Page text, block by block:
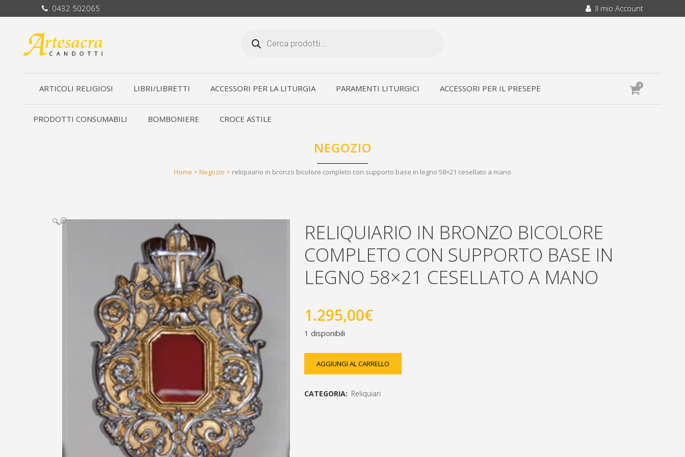
0432 502065 Il mio Account
search
ARTICOLI RELIGIOSI LIBRI/LIBRETTI ACCESSORI PER LA LITURGIA PARAMENTI LITURGICI ACCESSORI PER IL PRESEPE
PRODOTTI CONSUMABILI BOMBONIERE CROCE ASTILE
0
NEGOZIO
Home > Negozio > reliquiario in bronzo bicolore completo con supporto base in legno 58×21 cesellato a mano
🔍
RELIQUIARIO IN BRONZO BICOLORE
COMPLETO CON SUPPORTO BASE IN
LEGNO 58×21 CESELLATO A MANO
1.295,00€
1 disponibili
reliquiario
AGGIUNGI AL CARRELLO
CATEGORIA: Reliquiari